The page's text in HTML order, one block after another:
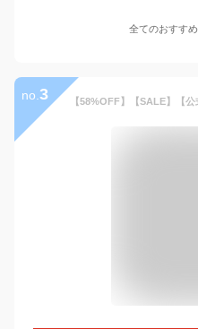
全てのおすす
no. 3